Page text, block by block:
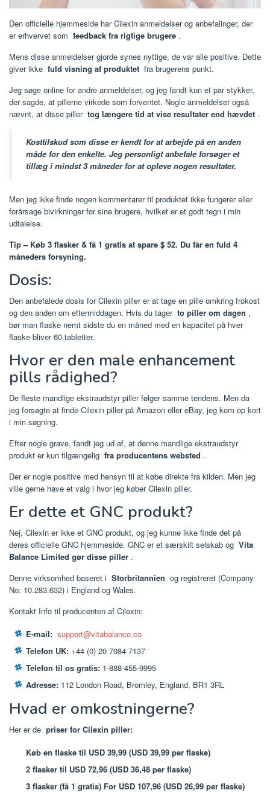
Den officielle hjemmeside har Cilexin anmeldelser og anbefalinger, der
er erhvervet som feedback fra rigtige brugere .
Mens disse anmeldelser gjorde synes nyttige, de var alle positive. Dette
giver ikke fuld visning af produktet fra brugerens punkt.
Jeg søge online for andre anmeldelser, og jeg fandt kun et par stykker,
der sagde, at pillerne virkede som forventet. Nogle anmeldelser også
nævnt, at disse piller tog længere tid at vise resultater end hævdet .
Kosttilskud som disse er kendt for at arbejde på en anden
måde for den enkelte. Jeg personligt anbefale forsøger et
tillæg i mindst 3 måneder for at opleve nogen resultater.
Men jeg ikke finde nogen kommentarer til produktet ikke fungerer eller
forårsage bivirkninger for sine brugere, hvilket er et godt tegn i min
udtalelse.
Tip – Køb 3 flasker & få 1 gratis at spare $ 52. Du får en fuld 4
måneders forsyning.
Dosis:
Den anbefalede dosis for Cilexin piller er at tage en pille omkring frokost
og den anden om eftermiddagen. Hvis du tager to piller om dagen ,
bør man flaske nemt sidste du en måned med en kapacitet på hver
flaske bliver 60 tabletter.
Hvor er den male enhancement
pills rådighed?
De fleste mandlige ekstraudstyr piller følger samme tendens. Men da
jeg forsøgte at finde Cilexin piller på Amazon eller eBay, jeg kom op kort
i min søgning.
Efter nogle grave, fandt jeg ud af, at denne mandlige ekstraudstyr
produkt er kun tilgængelig fra producentens websted .
Der er nogle positive med hensyn til at købe direkte fra kilden. Men jeg
ville gerne have et valg i hvor jeg køber Cilexin piller.
Er dette et GNC produkt?
Nej, Cilexin er ikke et GNC produkt, og jeg kunne ikke finde det på
deres officielle GNC hjemmeside. GNC er et særskilt selskab og Vita
Balance Limited gør disse piller .
Denne virksomhed baseret i Storbritannien og registreret (Company
No: 10.283.632) i England og Wales.
Kontakt Info til producenten af ​​Cilexin:
E-mail: support@vitabalance.co
Telefon UK: +44 (0) 20 7084 7137
Telefon til os gratis: 1-888-455-9995
Adresse: 112 London Road, Bromley, England, BR1 3RL
Hvad er omkostningerne?
Her er de priser for Cilexin piller:
Køb en flaske til USD 39,99 (USD 39,99 per flaske)
2 flasker til USD 72,96 (USD 36,48 per flaske)
3 flasker (få 1 gratis) For USD 107,96 (USD 26,99 per flaske)